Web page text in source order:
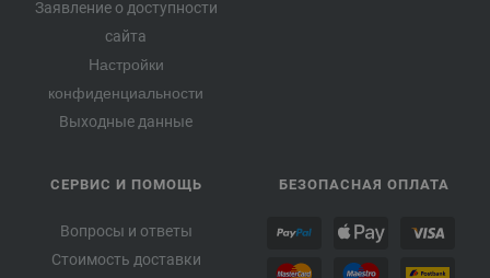
Заявление о доступности
сайта
Настройки
конфиденциальности
Выходные данные
СЕРВИС И ПОМОЩЬ
Вопросы и ответы
Стоимость доставки
БЕЗОПАСНАЯ ОПЛАТА